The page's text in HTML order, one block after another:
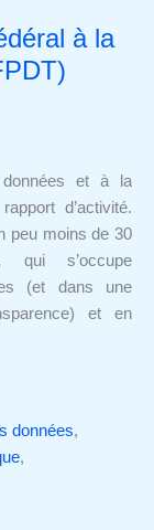
à la
et à la
d’activité.
peu moins de 30
qui s’occupe
(et dans une
et en
données,
,